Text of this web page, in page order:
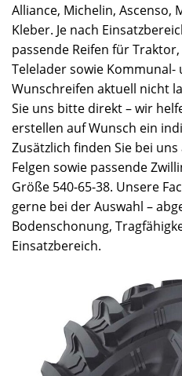
Alliance, Michelin, Ascenso,
Kleber. Je nach
passende Reifen für
Telelader sowie
Wunschreifen aktuell nicht
Sie uns bitte direkt – wir
erstellen auf Wunsch ein
Zusätzlich finden Sie bei
Felgen sowie passende
Größe 540-65-38. Unsere
gerne bei der Auswahl –
Bodenschonung,
Einsatzbereich.